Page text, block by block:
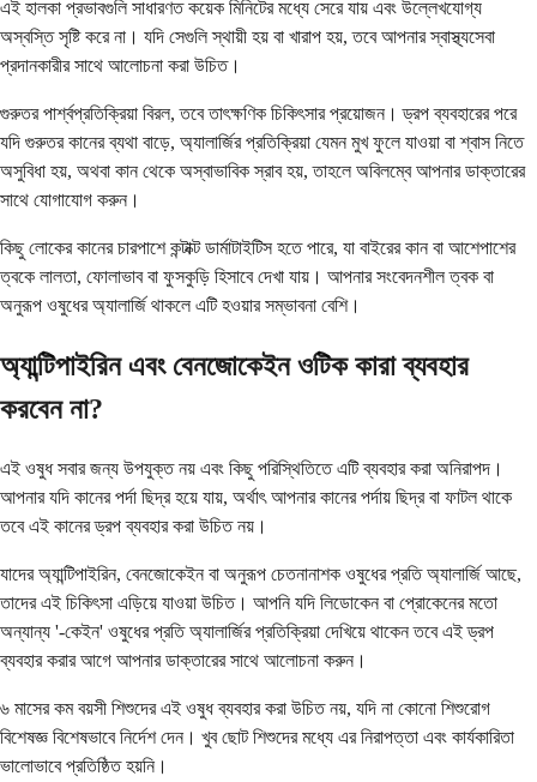
এই হালকা প্রভাবগুলি সাধারণত কয়েক মিনিটের মধ্যে সেরে যায় এবং উল্লেখযোগ্য
অস্বস্তি সৃষ্টি করে না। যদি সেগুলি স্থায়ী হয় বা খারাপ হয়, তবে আপনার স্বাস্থ্যসেবা
প্রদানকারীর সাথে আলোচনা করা উচিত।
গুরুতর পার্শ্বপ্রতিক্রিয়া বিরল, তবে তাৎক্ষণিক চিকিৎসার প্রয়োজন। ড্রপ ব্যবহারের পরে
যদি গুরুতর কানের ব্যথা বাড়ে, অ্যালার্জির প্রতিক্রিয়া যেমন মুখ ফুলে যাওয়া বা শ্বাস নিতে
অসুবিধা হয়, অথবা কান থেকে অস্বাভাবিক স্রাব হয়, তাহলে অবিলম্বে আপনার ডাক্তারের
সাথে যোগাযোগ করুন।
কিছু লোকের কানের চারপাশে কন্টাক্ট ডার্মাটাইটিস হতে পারে, যা বাইরের কান বা আশেপাশের
ত্বকে লালতা, ফোলাভাব বা ফুসকুড়ি হিসাবে দেখা যায়। আপনার সংবেদনশীল ত্বক বা
অনুরূপ ওষুধের অ্যালার্জি থাকলে এটি হওয়ার সম্ভাবনা বেশি।
অ্যান্টিপাইরিন এবং বেনজোকেইন ওটিক কারা ব্যবহার
করবেন না?
এই ওষুধ সবার জন্য উপযুক্ত নয় এবং কিছু পরিস্থিতিতে এটি ব্যবহার করা অনিরাপদ।
আপনার যদি কানের পর্দা ছিদ্র হয়ে যায়, অর্থাৎ আপনার কানের পর্দায় ছিদ্র বা ফাটল থাকে
তবে এই কানের ড্রপ ব্যবহার করা উচিত নয়।
যাদের অ্যান্টিপাইরিন, বেনজোকেইন বা অনুরূপ চেতনানাশক ওষুধের প্রতি অ্যালার্জি আছে,
তাদের এই চিকিৎসা এড়িয়ে যাওয়া উচিত। আপনি যদি লিডোকেন বা প্রোকেনের মতো
অন্যান্য '-কেইন' ওষুধের প্রতি অ্যালার্জির প্রতিক্রিয়া দেখিয়ে থাকেন তবে এই ড্রপ
ব্যবহার করার আগে আপনার ডাক্তারের সাথে আলোচনা করুন।
৬ মাসের কম বয়সী শিশুদের এই ওষুধ ব্যবহার করা উচিত নয়, যদি না কোনো শিশুরোগ
বিশেষজ্ঞ বিশেষভাবে নির্দেশ দেন। খুব ছোট শিশুদের মধ্যে এর নিরাপত্তা এবং কার্যকারিতা
ভালোভাবে প্রতিষ্ঠিত হয়নি।